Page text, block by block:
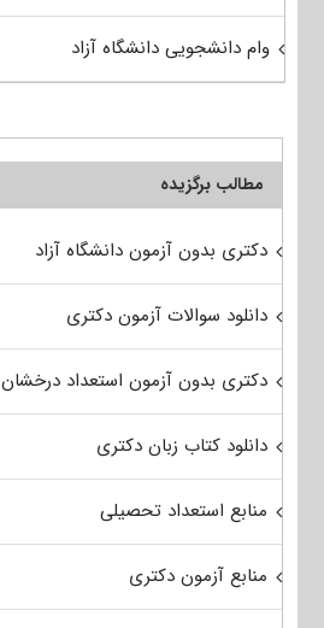
وام دانشجویی دانشگاه آزاد
مطالب برگزیده
دکتری بدون آزمون دانشگاه آزاد
دانلود سوالات آزمون دکتری
دکتری بدون آزمون استعداد درخشان
دانلود کتاب زبان دکتری
منابع استعداد تحصیلی
منابع آزمون دکتری